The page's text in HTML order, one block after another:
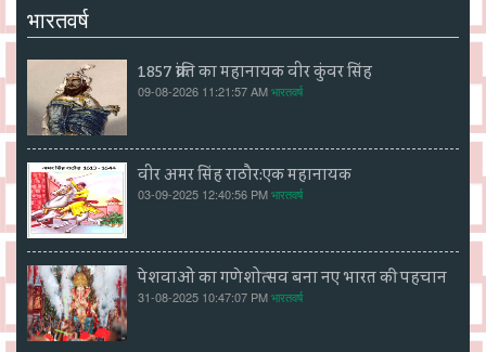
भारतवर्ष
1857 क्रांति का महानायक वीर कुंवर सिंह
09-08-2026 11:21:57 AMभारतवर्ष
वीर अमर सिंह राठौर:एक महानायक
03-09-2025 12:40:56 PMभारतवर्ष
पेशवाओं का गणेशोत्सव बना नए भारत की पहचान
31-08-2025 10:47:07 PMभारतवर्ष